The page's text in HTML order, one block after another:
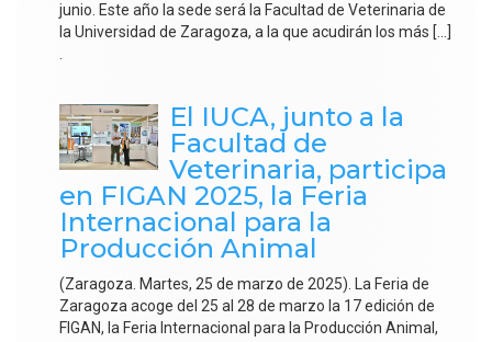
junio. Este año la sede será la Facultad de Veterinaria de
la Universidad de Zaragoza, a la que acudirán los más […]
El IUCA, junto a la
Facultad de
Veterinaria, participa
en FIGAN 2025, la Feria
Internacional para la
Producción Animal
(Zaragoza. Martes, 25 de marzo de 2025). La Feria de
Zaragoza acoge del 25 al 28 de marzo la 17 edición de
FIGAN, la Feria Internacional para la Producción Animal,